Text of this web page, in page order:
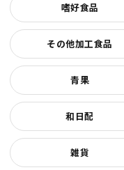
嗜好食品
その他加工食品
青果
和日配
雑貨